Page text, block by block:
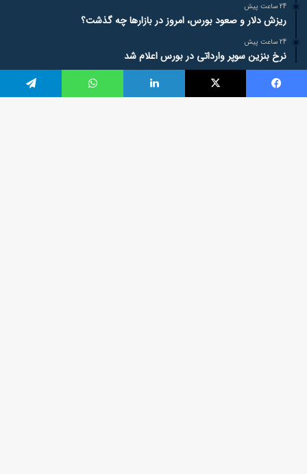
24 ساعت پیش
ریزش دلار و صعود بورس، امروز در بازارها چه گذشت؟
24 ساعت پیش
نرخ بنزین سوپر وارداتی در بورس اعلام شد
آخرین عناوینفیسبوک ایکس لینکداین واتس آپ تلگرام